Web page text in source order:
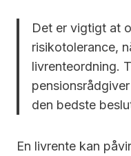
Det er vigtigt at
risikotolerance,
livrenteordning.
den bedste
En livrente kan